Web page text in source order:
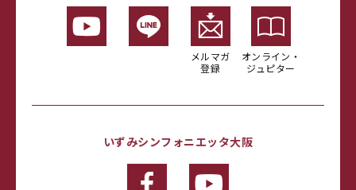
メルマガ
登録
オンライン・
ジュピター
いずみシンフォニエッタ大阪